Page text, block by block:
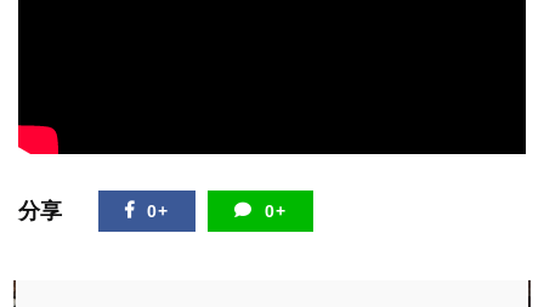
分享 0+ 0+